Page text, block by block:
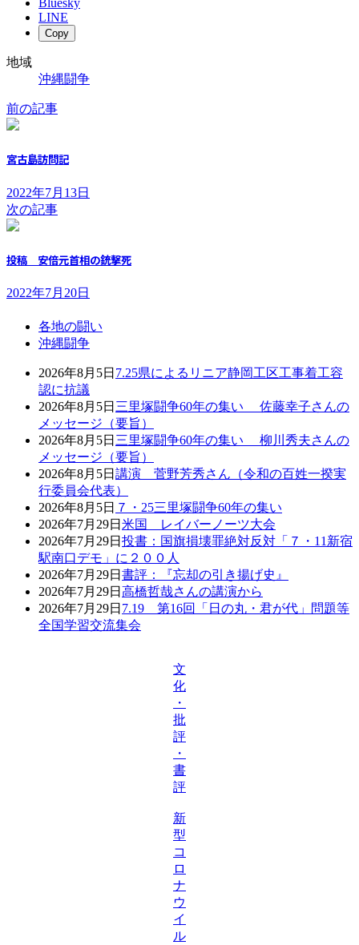
Bluesky
LINE
Copy
地域
沖縄闘争
前の記事
宮古島訪問記
2022年7月13日
次の記事
投稿 安倍元首相の銃撃死
2022年7月20日
各地の闘い
沖縄闘争
2026年8月5日 7.25県によるリニア静岡工区工事着工容
認に抗議
2026年8月5日 三里塚闘争60年の集い 佐藤幸子さんの
メッセージ（要旨）
2026年8月5日 三里塚闘争60年の集い 柳川秀夫さんの
メッセージ（要旨）
2026年8月5日 講演 菅野芳秀さん（令和の百姓一揆実
行委員会代表）
2026年8月5日 ７・25三里塚闘争60年の集い
2026年7月29日 米国 レイバーノーツ大会
2026年7月29日 投書：国旗損壊罪絶対反対「７・11新宿
駅南口デモ」に２００人
2026年7月29日 書評：『忘却の引き揚げ史』
2026年7月29日 高橋哲哉さんの講演から
2026年7月29日 7.19 第16回「日の丸・君が代」問題等
全国学習交流集会
文
化
・
批
評
・
書
評
新
型
コ
ロ
ナ
ウ
イ
ル